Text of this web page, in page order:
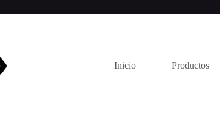
Inicio Productos